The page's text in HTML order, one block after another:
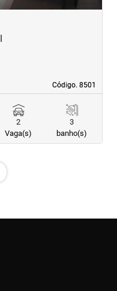
Código. 8501
Código. 8501
2
Vaga(s)
3
banho(s)